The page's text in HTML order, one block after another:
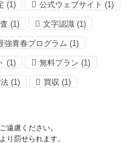
(1) 公式ウェブサイト (1)
(1) 文字認識 (1)
強青春プログラム (1)
(1) 無料プラン (1)
(1) 買収 (1)
遠慮ください。
り罰せられます。